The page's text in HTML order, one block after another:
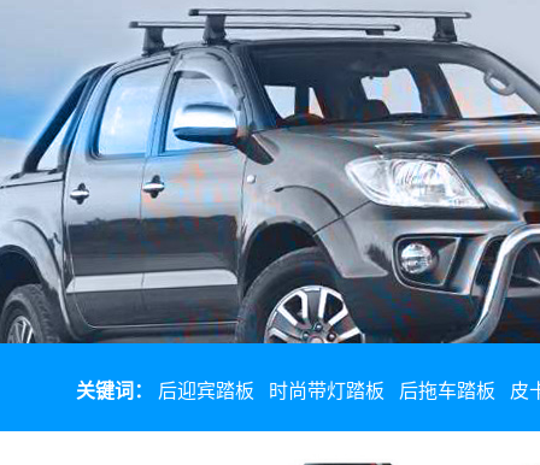
关键词： 后迎宾踏板 时尚带灯踏板 后拖车踏板 皮